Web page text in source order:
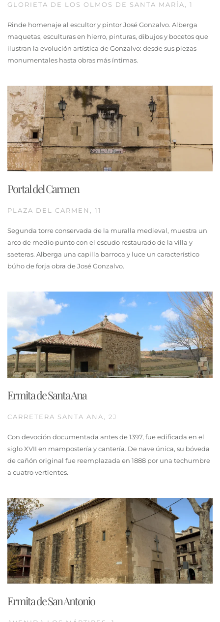
GLORIETA DE LOS OLMOS DE SANTA MARÍA, 1
Rinde homenaje al escultor y pintor José Gonzalvo. Alberga
maquetas, esculturas en hierro, pinturas, dibujos y bocetos que
ilustran la evolución artística de Gonzalvo: desde sus piezas
monumentales hasta obras más íntimas.
Portal del Carmen
PLAZA DEL CARMEN, 11
Segunda torre conservada de la muralla medieval, muestra un
arco de medio punto con el escudo restaurado de la villa y
saeteras. Alberga una capilla barroca y luce un característico
búho de forja obra de José Gonzalvo.
Ermita de Santa Ana
CARRETERA SANTA ANA, 2J
Con devoción documentada antes de 1397, fue edificada en el
siglo XVII en mampostería y cantería. De nave única, su bóveda
de cañón original fue reemplazada en 1888 por una techumbre
a cuatro vertientes.
Ermita de San Antonio